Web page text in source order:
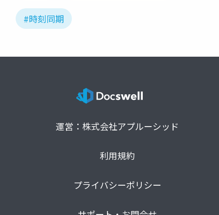
#時刻同期
運営：株式会社アプルーシッド
利用規約
プライバシーポリシー